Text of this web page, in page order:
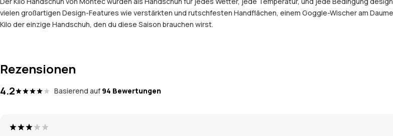
vielen großartigen Design-Features wie verstärkten und rutschfesten Handflächen, einem Goggle-Wischer am
Kilo der einzige Handschuh, den du diese Saison brauchen wirst.
Rezensionen
4.2 Basierend auf 94 Bewertungen